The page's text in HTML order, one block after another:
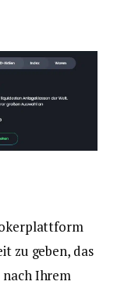
zu geben, das
nach Ihrem